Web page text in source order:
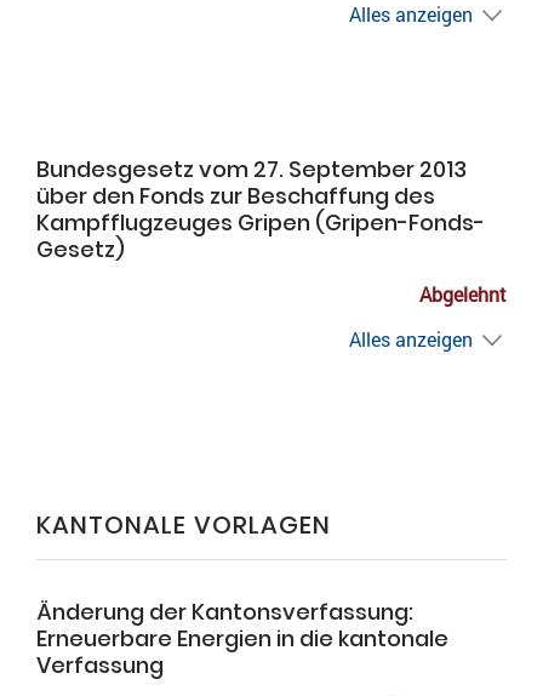
Alles anzeigen
Bundesgesetz vom 27. September 2013
über den Fonds zur Beschaffung des
Kampfflugzeuges Gripen (Gripen-Fonds-
Gesetz)
Abgelehnt
Alles anzeigen
KANTONALE VORLAGEN
Änderung der Kantonsverfassung:
Erneuerbare Energien in die kantonale
Verfassung